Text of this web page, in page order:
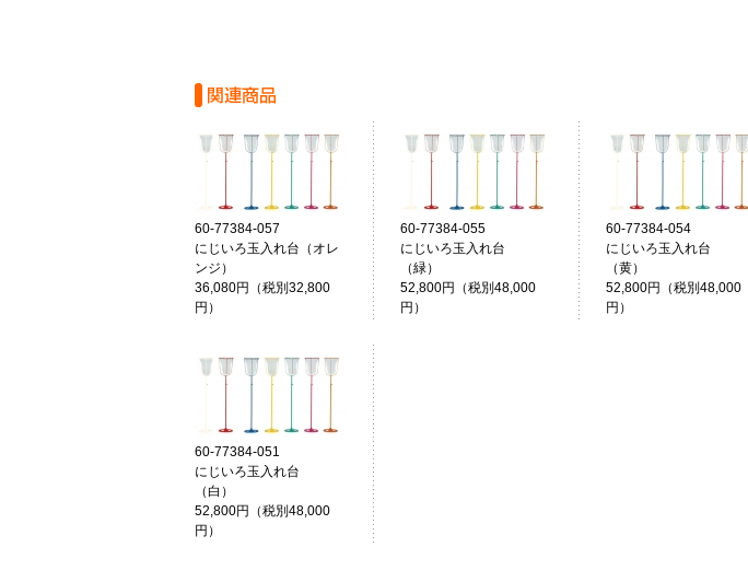
60-77384-057
にじいろ玉入れ台（オレ
ンジ）
36,080円（税別32,800
円）
60-77384-055
にじいろ玉入れ台
（緑）
52,800円（税別48,000
円）
60-77384-054
にじいろ玉入れ台
（黄）
52,800円（税別48,000
円）
60-77384-051
にじいろ玉入れ台
（白）
52,800円（税別48,000
円）